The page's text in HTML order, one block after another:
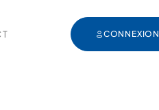
CONNEXION